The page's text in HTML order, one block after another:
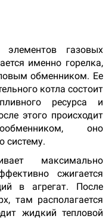
газовых
именно горелка,
обменником. Ее
котла состоит
ресурса и
этого происходит
оно
систему.
максимально
сжигается
в агрегат. После
там располагается
жидкий тепловой